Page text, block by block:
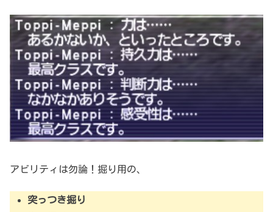
アビリティは勿論！掘り用の、
突っつき掘り